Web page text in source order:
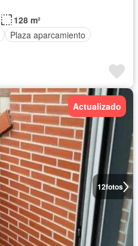
128 m²
Plaza aparcamiento
12fotos
Actualizado